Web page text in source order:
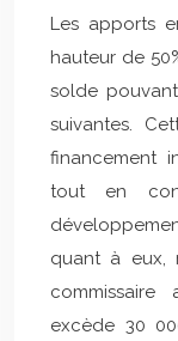
Les apports
hauteur de
solde
suivantes.
financement
tout en
quant à eux,
excède 30